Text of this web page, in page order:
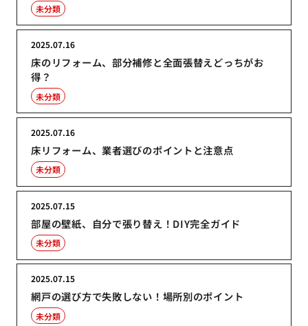
未分類
床のリフォーム、部分補修と全面張替えどっちがお
得？
2025.07.16
未分類
床リフォーム、業者選びのポイントと注意点
2025.07.16
未分類
部屋の壁紙、自分で張り替え！DIY完全ガイド
2025.07.15
未分類
網戸の選び方で失敗しない！場所別のポイント
2025.07.15
未分類